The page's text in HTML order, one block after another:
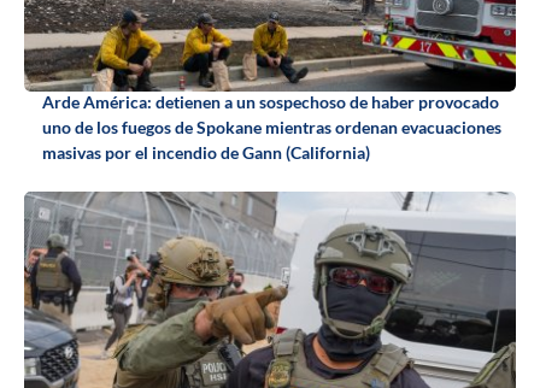
Arde América: detienen a un sospechoso de haber provocado
uno de los fuegos de Spokane mientras ordenan evacuaciones
masivas por el incendio de Gann (California)